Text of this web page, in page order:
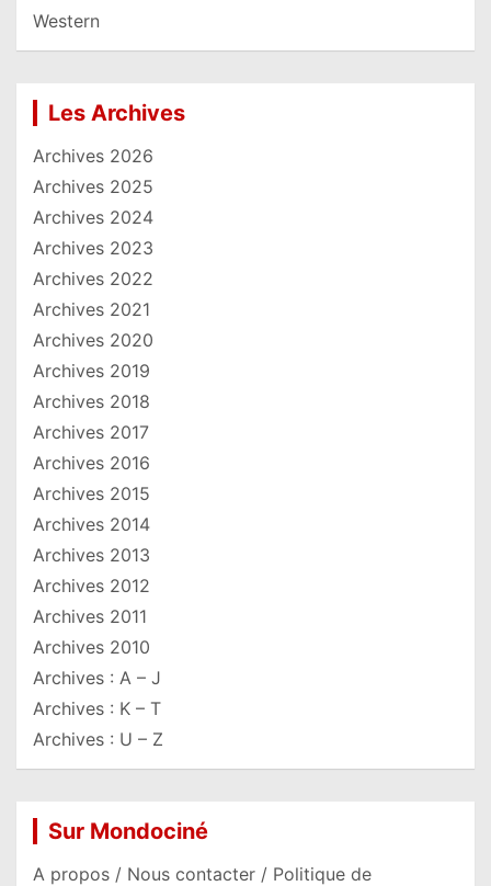
Western
Les Archives
Archives 2026
Archives 2025
Archives 2024
Archives 2023
Archives 2022
Archives 2021
Archives 2020
Archives 2019
Archives 2018
Archives 2017
Archives 2016
Archives 2015
Archives 2014
Archives 2013
Archives 2012
Archives 2011
Archives 2010
Archives : A – J
Archives : K – T
Archives : U – Z
Sur Mondociné
A propos / Nous contacter / Politique de